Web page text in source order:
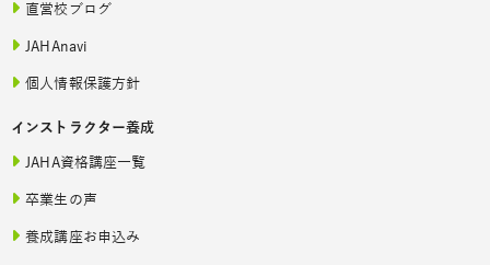
直営校ブログ
JAHAnavi
個人情報保護方針
インストラクター養成
JAHA資格講座一覧
卒業生の声
養成講座お申込み